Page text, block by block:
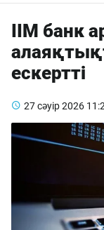
ІІМ банк
ескертті
27 сәуір 2026